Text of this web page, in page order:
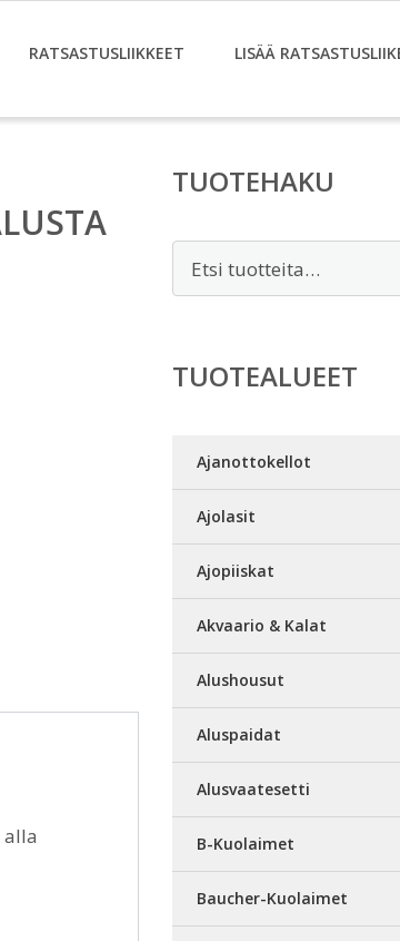
RATSASTUSLIIKKEET LISÄÄ
TUOTEHAKU
TUOTEALUEET
Ajanottokellot
Ajolasit
Ajopiiskat
Akvaario & Kalat
Alushousut
Aluspaidat
Alusvaatesetti
B-Kuolaimet
Baucher-Kuolaimet